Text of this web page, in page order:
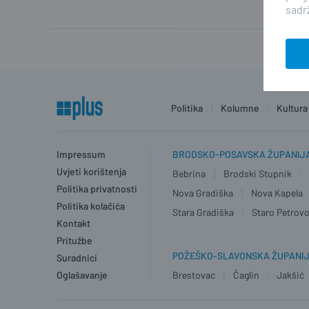
Politika Kolumne Kultura
Impressum
Uvjeti korištenja
Politika privatnosti
Politika kolačića
Kontakt
Pritužbe
Suradnici
Oglašavanje
BRODSKO-POSAVSKA
Bebrina
Brodski Stupnik
Nova Gradiška
Nova Kapela
Stara Gradiška
Staro
POŽEŠKO-SLAVONSKA
Brestovac
Čaglin Jakšić